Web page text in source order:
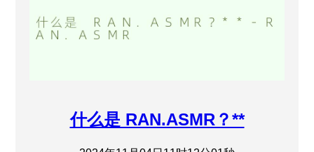
什么是 RAN.ASMR？**